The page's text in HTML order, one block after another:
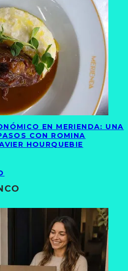
EN MERIENDA: UNA
CON ROMINA
HOURQUEBIE